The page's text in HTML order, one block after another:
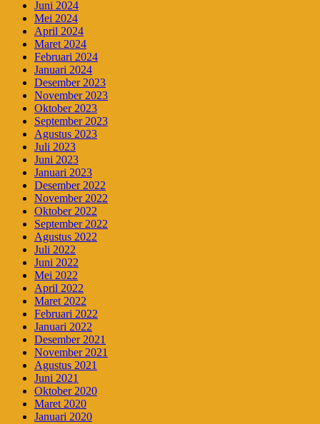
Juni 2024
Mei 2024
April 2024
Maret 2024
Februari 2024
Januari 2024
Desember 2023
November 2023
Oktober 2023
September 2023
Agustus 2023
Juli 2023
Juni 2023
Januari 2023
Desember 2022
November 2022
Oktober 2022
September 2022
Agustus 2022
Juli 2022
Juni 2022
Mei 2022
April 2022
Maret 2022
Februari 2022
Januari 2022
Desember 2021
November 2021
Agustus 2021
Juni 2021
Oktober 2020
Maret 2020
Januari 2020